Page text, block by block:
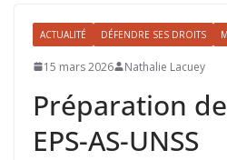
o
o
k
o
n
er
ACTUALITÉ DÉFENDRE SES DROITS
15 mars 2026 Nathalie Lacuey
Préparation
EPS-AS-UNSS